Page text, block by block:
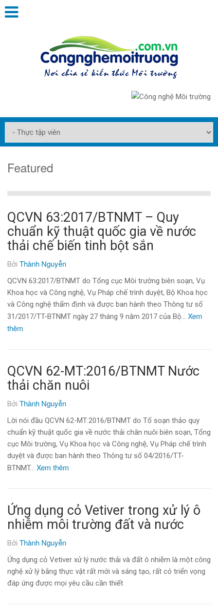
Featured
QCVN 63:2017/BTNMT – Quy
chuẩn kỹ thuật quốc gia về nước
thải chế biến tinh bột sắn
Bởi Thành Nguyễn
QCVN 63:2017/BTNMT do Tổng cục Môi trường biên soạn, Vụ
Khoa học và Công nghệ, Vụ Pháp chế trình duyệt, Bộ Khoa học
và Công nghệ thẩm định và được ban hành theo Thông tư số
31/2017/TT-BTNMT ngày 27 tháng 9 năm 2017 của Bộ… Xem
thêm
QCVN 62-MT:2016/BTNMT Nước
thải chăn nuôi
Bởi Thành Nguyễn
Lời nói đầu QCVN 62-MT:2016/BTNMT do Tổ soạn thảo quy
chuẩn kỹ thuật quốc gia về nước thải chăn nuôi biên soạn, Tổng
cục Môi trường, Vụ Khoa học và Công nghệ, Vụ Pháp chế trình
duyệt và được ban hành theo Thông tư số 04/2016/TT-
BTNMT… Xem thêm
Ứng dụng cỏ Vetiver trong xử lý ô
nhiễm môi trường đất và nước
Bởi Thành Nguyễn
Ứng dụng cỏ Vetiver xử lý nước thải và đất ô nhiễm là một công
nghệ xử lý bằng thực vật rất mới và sáng tạo, rất có triển vọng
đáp ứng được mọi yêu cầu cần thiết